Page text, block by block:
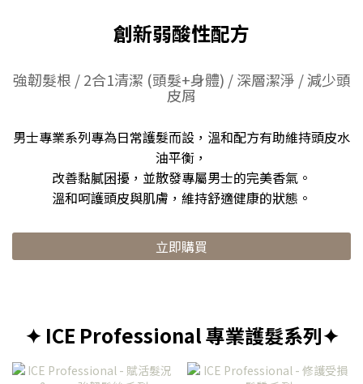
創新弱酸性配方
強韌髮根 / 2合1清潔 (頭髮+身體) / 深層潔淨 / 減少頭
皮屑
男士專業系列專為日常護髮而設，溫和配方有助維持頭皮水
油平衡，
改善黏膩困擾，並散發專屬男士的完美香氣。
溫和呵護頭皮與肌膚，維持舒適健康的狀態。
立即購買
✦ ICE Professional 專業護髮系列✦